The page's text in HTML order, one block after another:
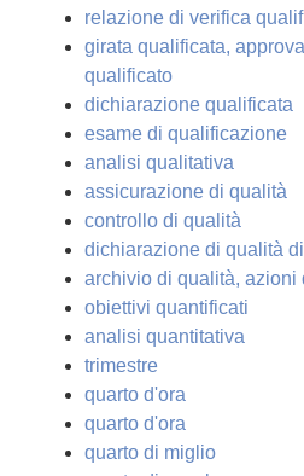
relazione di verifica
girata qualificata,
qualificato
dichiarazione qualificata
esame di qualificazione
analisi qualitativa
assicurazione di qualità
controllo di qualità
dichiarazione di qualità
archivio di qualità, azioni
obiettivi quantificati
analisi quantitativa
trimestre
quarto d'ora
quarto d'ora
quarto di miglio